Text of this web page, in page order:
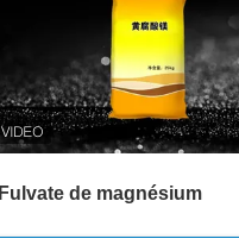
Fulvate de magnésium